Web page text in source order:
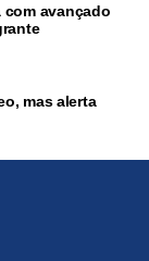
com avançado
mas alerta